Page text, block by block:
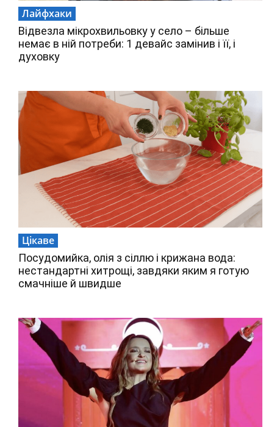
Лайфхаки
Відвезла мікрохвильовку у село – більше
немає в ній потреби: 1 девайс замінив і її, і
духовку
Цікаве
Посудомийка, олія з сіллю і крижана вода:
нестандартні хитрощі, завдяки яким я готую
смачніше й швидше